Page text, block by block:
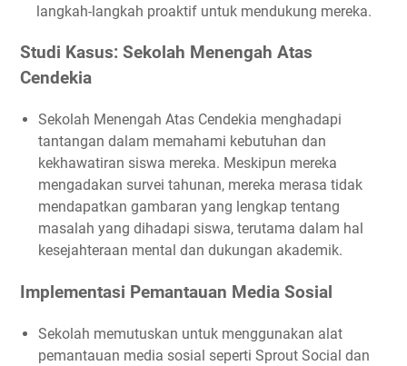
langkah-langkah proaktif untuk mendukung mereka.
Studi Kasus: Sekolah Menengah Atas
Cendekia
Sekolah Menengah Atas Cendekia menghadapi
tantangan dalam memahami kebutuhan dan
kekhawatiran siswa mereka. Meskipun mereka
mengadakan survei tahunan, mereka merasa tidak
mendapatkan gambaran yang lengkap tentang
masalah yang dihadapi siswa, terutama dalam hal
kesejahteraan mental dan dukungan akademik.
Implementasi Pemantauan Media Sosial
Sekolah memutuskan untuk menggunakan alat
pemantauan media sosial seperti Sprout Social dan